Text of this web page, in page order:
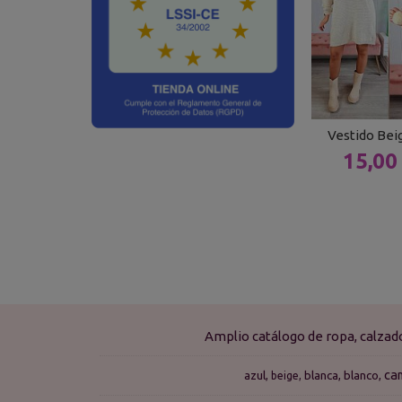
Vestido
Amplio catálogo de ropa,
azul beige blanca blanco